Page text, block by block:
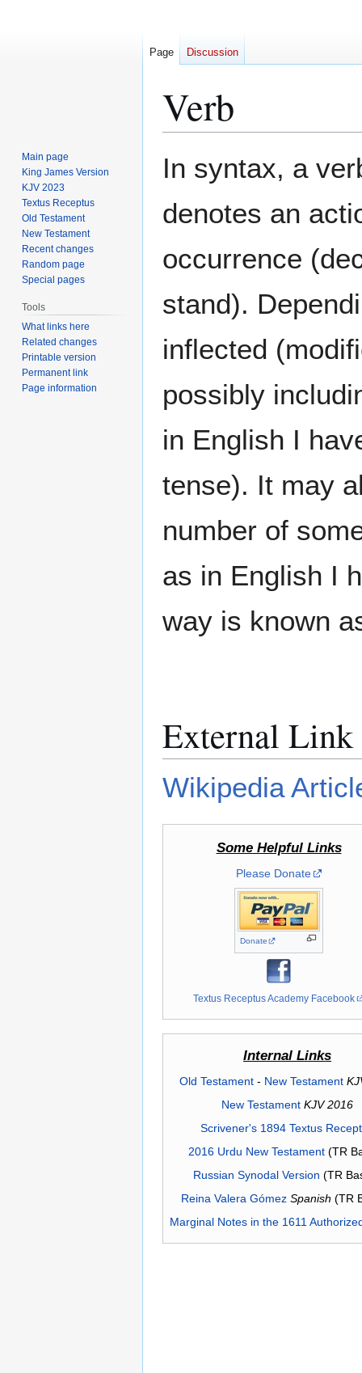
Verb
In syntax, a
denotes an
occurrence
stand).
inflected
possibly
in English I
tense). It may
number of
as in English I
way is known
External Link
Wikipedia
Some Helpful Links
Please Donate
Donate
Textus Receptus Academy Facebook
Internal Links
Old Testament- New Testament
New Testament KJV 2016
Scrivener's 1894 Textus
2016 Urdu New Testament(TR
Russian Synodal Version (TR
Reina Valera Gómez Spanish (TR
Marginal Notes in the 1611
Page Discussion
Main page
King James Version
KJV 2023
Textus Receptus
Old Testament
New Testament
Recent changes
Random page
Special pages
Tools
What links here
Related changes
Printable version
Permanent link
Page information